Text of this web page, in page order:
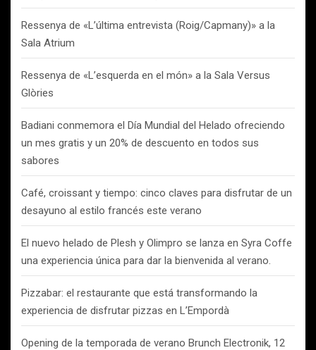
Ressenya de «L’última entrevista (Roig/Capmany)» a la
Sala Atrium
Ressenya de «L’esquerda en el món» a la Sala Versus
Glòries
Badiani conmemora el Día Mundial del Helado ofreciendo
un mes gratis y un 20% de descuento en todos sus
sabores
Café, croissant y tiempo: cinco claves para disfrutar de un
desayuno al estilo francés este verano
El nuevo helado de Plesh y Olimpro se lanza en Syra Coffe
una experiencia única para dar la bienvenida al verano.
Pizzabar: el restaurante que está transformando la
experiencia de disfrutar pizzas en L’Empordà
Opening de la temporada de verano Brunch Electronik, 12